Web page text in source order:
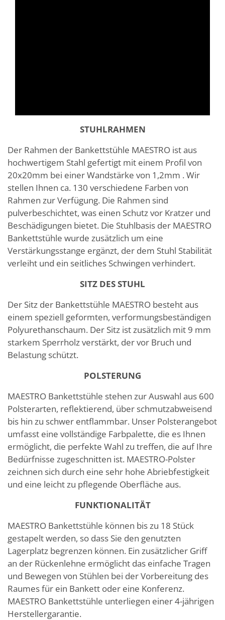
STUHLRAHMEN
Der Rahmen der Bankettstühle MAESTRO ist aus
hochwertigem Stahl gefertigt mit einem Profil von
20x20mm bei einer Wandstärke von 1,2mm . Wir
stellen Ihnen ca. 130 verschiedene Farben von
Rahmen zur Verfügung. Die Rahmen sind
pulverbeschichtet, was einen Schutz vor Kratzer und
Beschädigungen bietet. Die Stuhlbasis der MAESTRO
Bankettstühle wurde zusätzlich um eine
Verstärkungsstange ergänzt, der dem Stuhl Stabilität
verleiht und ein seitliches Schwingen verhindert.
SITZ DES STUHL
Der Sitz der Bankettstühle MAESTRO besteht aus
einem speziell geformten, verformungsbeständigen
Polyurethanschaum. Der Sitz ist zusätzlich mit 9 mm
starkem Sperrholz verstärkt, der vor Bruch und
Belastung schützt.
POLSTERUNG
MAESTRO Bankettstühle stehen zur Auswahl aus 600
Polsterarten, reflektierend, über schmutzabweisend
bis hin zu schwer entflammbar. Unser Polsterangebot
umfasst eine vollständige Farbpalette, die es Ihnen
ermöglicht, die perfekte Wahl zu treffen, die auf Ihre
Bedürfnisse zugeschnitten ist. MAESTRO-Polster
zeichnen sich durch eine sehr hohe Abriebfestigkeit
und eine leicht zu pflegende Oberfläche aus.
FUNKTIONALITÄT
MAESTRO Bankettstühle können bis zu 18 Stück
gestapelt werden, so dass Sie den genutzten
Lagerplatz begrenzen können. Ein zusätzlicher Griff
an der Rückenlehne ermöglicht das einfache Tragen
und Bewegen von Stühlen bei der Vorbereitung des
Raumes für ein Bankett oder eine Konferenz.
MAESTRO Bankettstühle unterliegen einer 4-jährigen
Herstellergarantie.